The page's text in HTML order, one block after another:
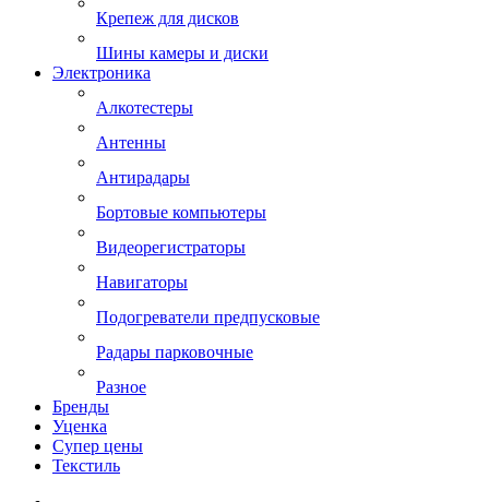
Крепеж для дисков
Шины камеры и диски
Электроника
Алкотестеры
Антенны
Антирадары
Бортовые компьютеры
Видеорегистраторы
Навигаторы
Подогреватели предпусковые
Радары парковочные
Разное
Бренды
Уценка
Супер цены
Текстиль